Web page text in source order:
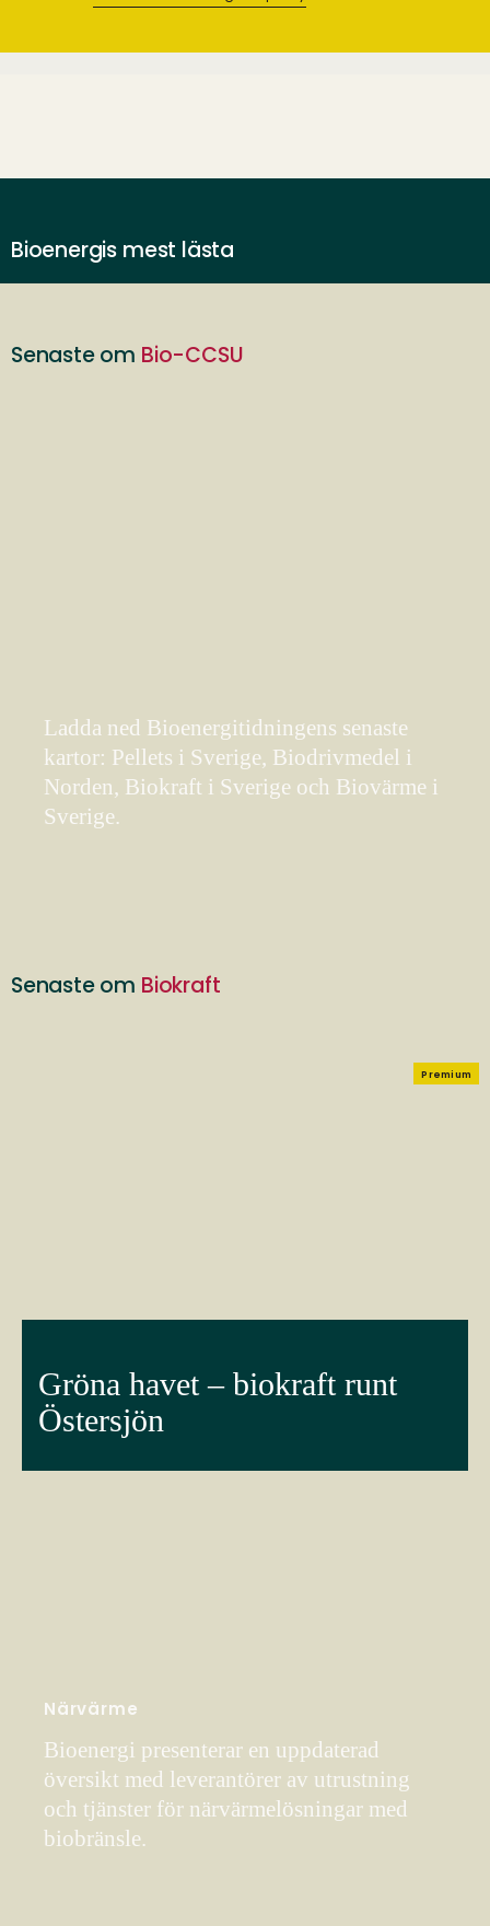
Bioenergis mest lästa
Senaste om Bio-CCSU
Ladda ned Bioenergitidningens senaste
kartor: Pellets i Sverige, Biodrivmedel i
Norden, Biokraft i Sverige och Biovärme i
Sverige.
Senaste om Biokraft
Premium
Gröna havet – biokraft runt
Östersjön
Närvärme
Bioenergi presenterar en uppdaterad
översikt med leverantörer av utrustning
och tjänster för närvärmelösningar med
biobränsle.